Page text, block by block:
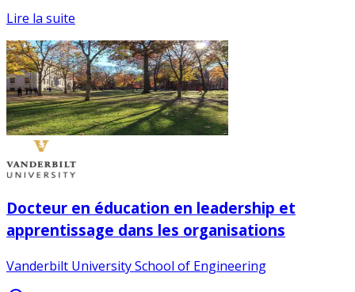
Lire la suite
Docteur en éducation en leadership et
apprentissage dans les organisations
Vanderbilt University School of Engineering